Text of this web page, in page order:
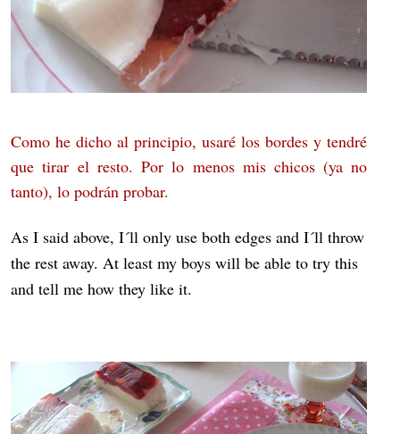
Como he dicho al principio, usaré los bordes y tendré
que tirar el resto. Por lo menos mis chicos (ya no
tanto), lo podrán probar.
As I said above, I´ll only use both edges and I´ll throw
the rest away. At least my boys will be able to try this
and tell me how they like it.